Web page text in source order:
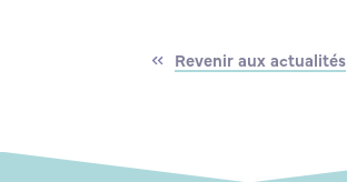
Revenir aux actualités